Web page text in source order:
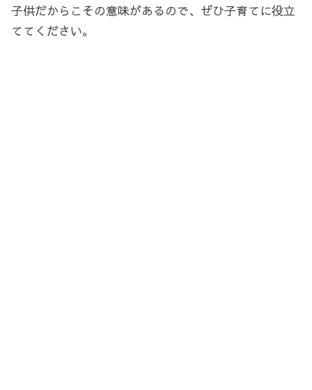
子供だからこその意味があるので、ぜひ子育てに役立
ててください。